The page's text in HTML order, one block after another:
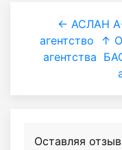
← АСЛАН
агентство
↑
агентства
Оставляя